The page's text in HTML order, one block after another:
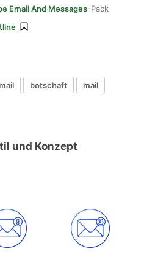
Email And Messages-Pack
botschaft
mail
und Konzept